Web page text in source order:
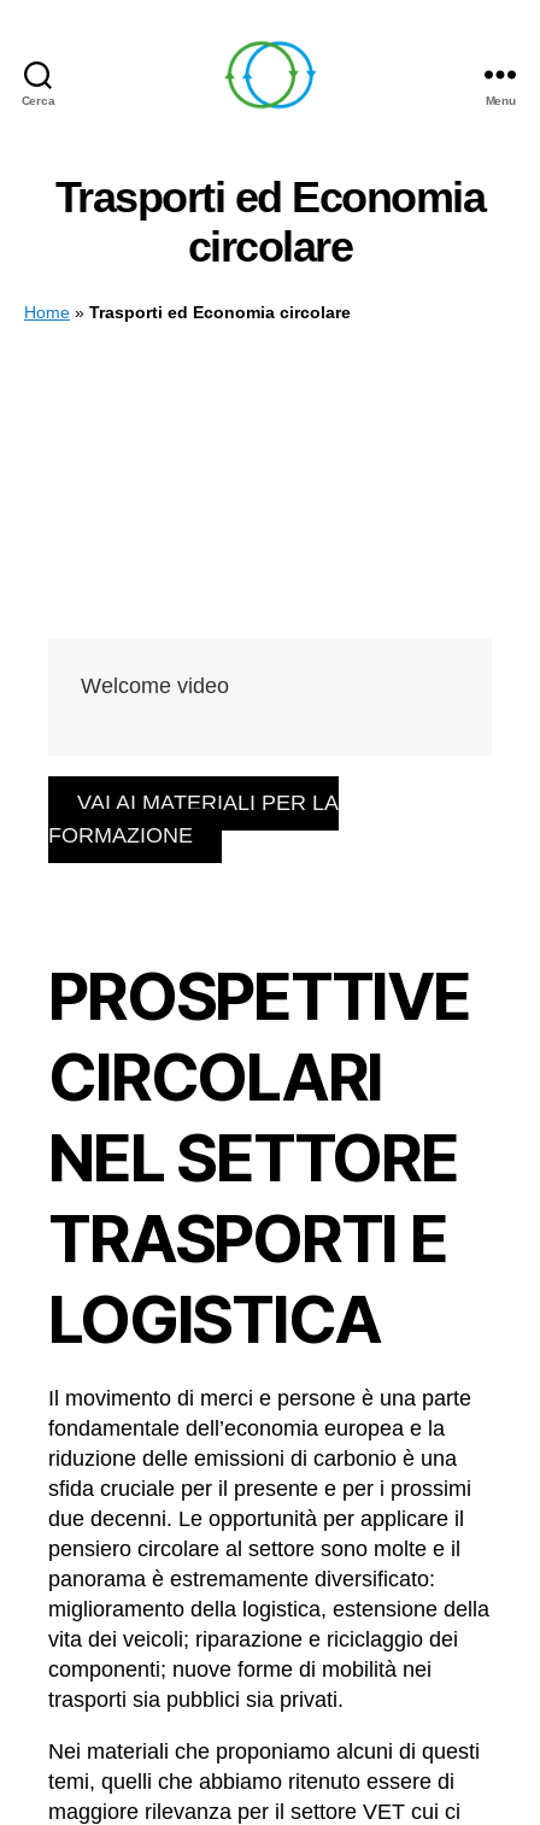
Cerca Menu
Trasporti ed Economia
circolare
Home » Trasporti ed Economia circolare
Welcome video
VAI AI MATERIALI PER LA
FORMAZIONE
PROSPETTIVE
CIRCOLARI
NEL SETTORE
TRASPORTI E
LOGISTICA
Il movimento di merci e persone è una parte
fondamentale dell’economia europea e la
riduzione delle emissioni di carbonio è una
sfida cruciale per il presente e per i prossimi
due decenni. Le opportunità per applicare il
pensiero circolare al settore sono molte e il
panorama è estremamente diversificato:
miglioramento della logistica, estensione della
vita dei veicoli; riparazione e riciclaggio dei
componenti; nuove forme di mobilità nei
trasporti sia pubblici sia privati.
Nei materiali che proponiamo alcuni di questi
temi, quelli che abbiamo ritenuto essere di
maggiore rilevanza per il settore VET cui ci